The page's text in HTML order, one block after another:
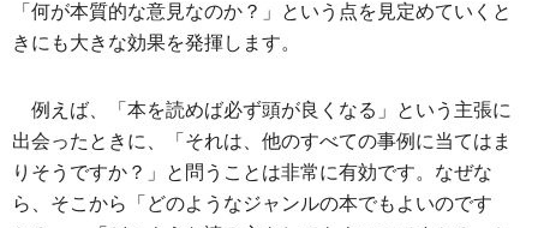
「何が本質的な意見なのか？」という点を見定めていくと
きにも大きな効果を発揮します。
例えば、「本を読めば必ず頭が良くなる」という主張に
出会ったときに、「それは、他のすべての事例に当てはま
りそうですか？」と問うことは非常に有効です。なぜな
ら、そこから「どのようなジャンルの本でもよいのです